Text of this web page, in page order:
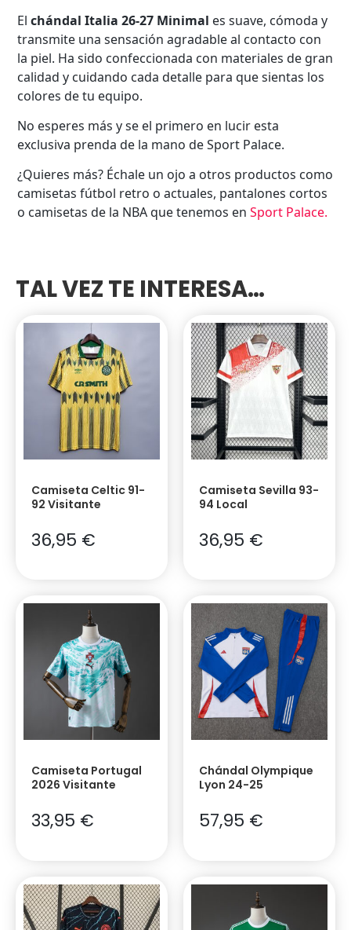
El chándal Italia 26-27 Minimal es suave, cómoda y
transmite una sensación agradable al contacto con
la piel. Ha sido confeccionada con materiales de gran
calidad y cuidando cada detalle para que sientas los
colores de tu equipo.
No esperes más y se el primero en lucir esta
exclusiva prenda de la mano de Sport Palace.
¿Quieres más? Échale un ojo a otros productos como
camisetas fútbol retro o actuales, pantalones cortos
o camisetas de la NBA que tenemos enSport Palace.
TAL VEZ TE INTERESA…
Camiseta Celtic 91-
92 Visitante
36,95 €
Camiseta Sevilla 93-
94 Local
36,95 €
Camiseta Portugal
2026 Visitante
33,95 €
Chándal Olympique
Lyon 24-25
57,95 €